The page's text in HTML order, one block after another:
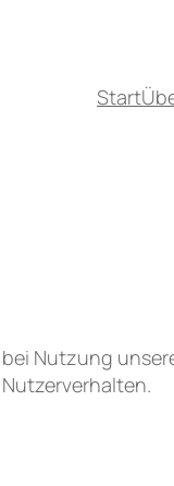
Start
Nutzung